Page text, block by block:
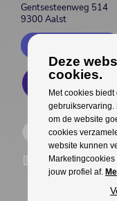
Gentsesteenweg 514
9300 Aalst
Deze
cookies.
Met cookies
om de website
cookies
website kunnen
jouw profiel af.